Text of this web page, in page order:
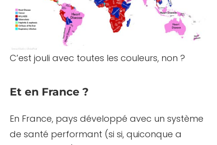
C’est jouli avec toutes les couleurs, non ?
Et en France ?
En France, pays développé avec un système
de santé performant (si si, quiconque a